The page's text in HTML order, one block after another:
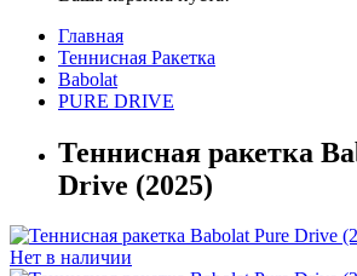
Главная
Теннисная Ракетка
Babolat
PURE DRIVE
Теннисная ракетка
Drive (2025)
Нет в наличии